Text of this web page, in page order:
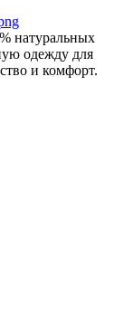
натуральных
одежду для
и комфорт.